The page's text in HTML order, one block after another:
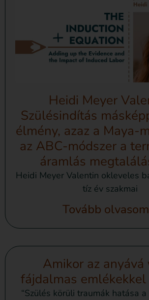
Heidi Meyer
Szülésindítás
élmény, azaz a Maya-
az ABC-módszer a
áramlás
Heidi Meyer Valentin okleveles
tíz év szakmai
Tovább
Amikor az anyává
fájdalmas emlékekkel
“Szülés körüli traumák hatása